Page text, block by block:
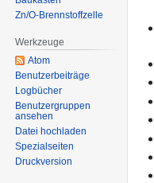
Zn/O-Brennstoffzelle
Werkzeuge
Atom
Benutzerbeiträge
Logbücher
Benutzergruppen
ansehen
Datei hochladen
Spezialseiten
Druckversion